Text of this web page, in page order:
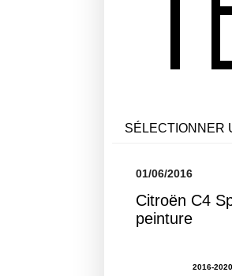
SÉLECTIONNER
01/06/2016
Citroën C4
peinture
2016-